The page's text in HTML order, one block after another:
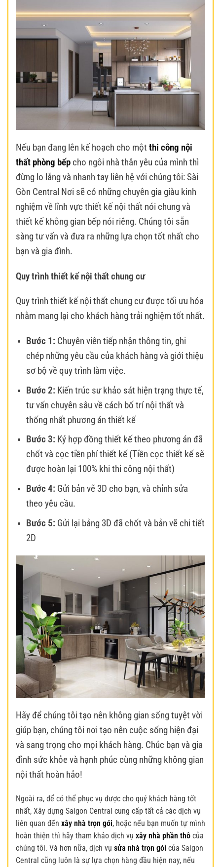
Nếu bạn đang lên kế hoạch cho một thi công nội
thất phòng bếp cho ngôi nhà thân yêu của mình thì
đừng lo lắng và nhanh tay liên hệ với chúng tôi: Sài
Gòn Central Nơi sẽ có những chuyên gia giàu kinh
nghiệm về lĩnh vực thiết kế nội thất nói chung và
thiết kế không gian bếp nói riêng. Chúng tôi sẵn
sàng tư vấn và đưa ra những lựa chọn tốt nhất cho
bạn và gia đình.
Quy trình thiết kế nội thất chung cư
Quy trình thiết kế nội thất chung cư được tối ưu hóa
nhằm mang lại cho khách hàng trải nghiệm tốt nhất.
Bước 1: Chuyên viên tiếp nhận thông tin, ghi
chép những yêu cầu của khách hàng và giới thiệu
sơ bộ về quy trình làm việc.
Bước 2: Kiến trúc sư khảo sát hiện trạng thực tế,
tư vấn chuyên sâu về cách bố trí nội thất và
thống nhất phương án thiết kế
Bước 3: Ký hợp đồng thiết kế theo phương án đã
chốt và cọc tiền phí thiết kế (Tiền cọc thiết kế sẽ
được hoàn lại 100% khi thi công nội thất)
Bước 4: Gửi bản vẽ 3D cho bạn, và chỉnh sửa
theo yêu cầu.
Bước 5: Gửi lại bảng 3D đã chốt và bản vẽ chi tiết
2D
Hãy để chúng tôi tạo nên không gian sống tuyệt vời
giúp bạn, chúng tôi nơi tạo nên cuộc sống hiện đại
và sang trọng cho mọi khách hàng. Chúc bạn và gia
đình sức khỏe và hạnh phúc cùng những không gian
nội thất hoàn hảo!
Ngoài ra, để có thể phục vụ được cho quý khách hàng tốt
nhất, Xây dựng Saigon Central cung cấp tất cả các dịch vụ
liên quan đến xây nhà trọn gói, hoặc nếu bạn muốn tự mình
hoàn thiện thì hãy tham khảo dịch vụ xây nhà phần thô của
chúng tôi. Và hơn nữa, dịch vụ sửa nhà trọn gói của Saigon
Central cũng luôn là sự lựa chọn hàng đầu hiện nay, nếu